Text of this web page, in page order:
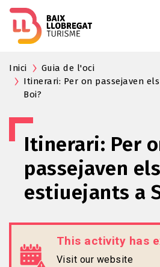
Inici
Guia de l'oci
Itinerari: Per on passejaven
Boi?
Itinerari: Per
passejaven els
estiuejants a
This activity has
Visit our website